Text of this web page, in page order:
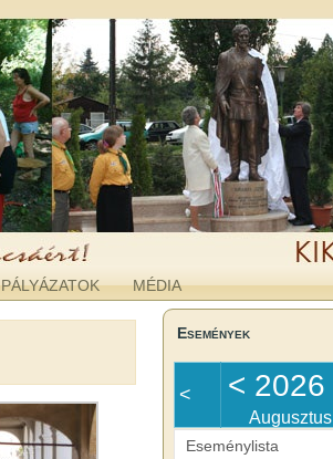
PÁLYÁZATOK MÉDIA
Események
< < 2026
Augusztus
Eseménylista